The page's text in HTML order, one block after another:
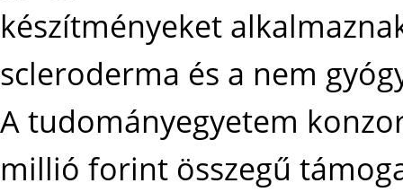
készítményeket
scleroderma és a nem
A tudományegyetem
millió forint összegű